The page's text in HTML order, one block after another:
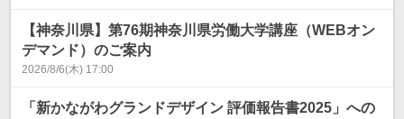
【神奈川県】第76期神奈川県労働大学講座（WEBオン
デマンド）のご案内
2026/8/6(木) 17:00
「新かながわグランドデザイン 評価報告書2025」への